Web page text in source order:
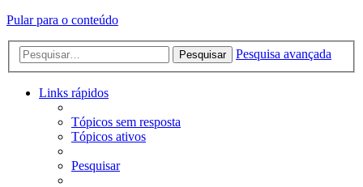
Pular para o conteúdo
Pesquisar Pesquisa avançada
Links rápidos
Tópicos sem resposta
Tópicos ativos
Pesquisar